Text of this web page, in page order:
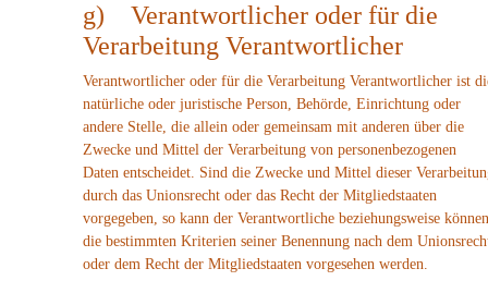
g) Verantwortlicher oder für die
Verarbeitung Verantwortlicher
Verantwortlicher oder für die Verarbeitung Verantwortlicher ist
natürliche oder juristische Person, Behörde, Einrichtung oder
andere Stelle, die allein oder gemeinsam mit anderen über die
Zwecke und Mittel der Verarbeitung von personenbezogenen
Daten entscheidet. Sind die Zwecke und Mittel dieser
durch das Unionsrecht oder das Recht der Mitgliedstaaten
vorgegeben, so kann der Verantwortliche beziehungsweise können
die bestimmten Kriterien seiner Benennung nach dem
oder dem Recht der Mitgliedstaaten vorgesehen werden.